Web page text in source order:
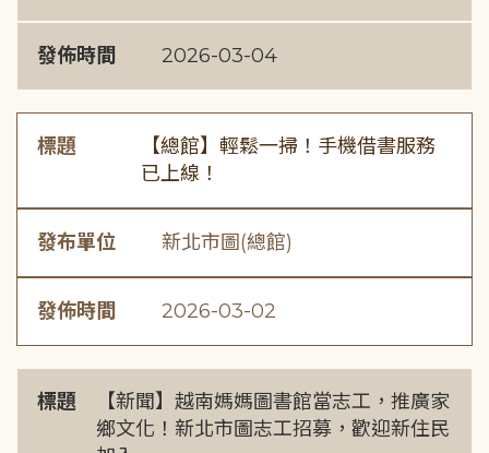
發佈時間 2026-03-04
標題
【總館】輕鬆一掃！手機借書服務
已上線！
發布單位 新北市圖(總館)
發佈時間 2026-03-02
標題
【新聞】越南媽媽圖書館當志工，推廣家
鄉文化！新北市圖志工招募，歡迎新住民